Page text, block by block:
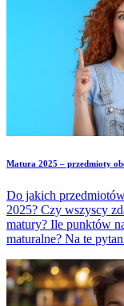
Matura 2025 – przedmioty
Do jakich
2025? Czy wszyscy
matury? Ile punktów
maturalne? Na te